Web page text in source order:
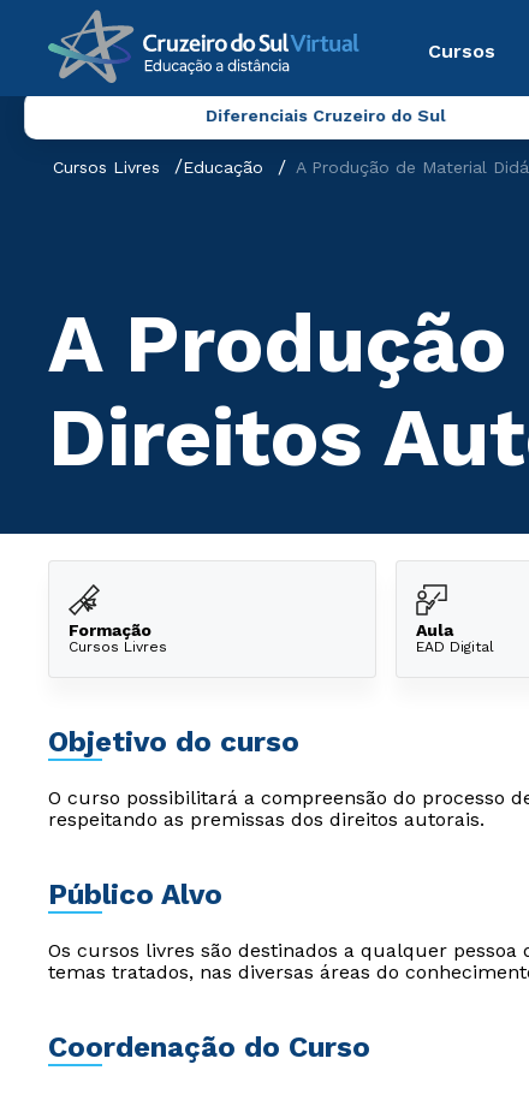
Cursos
Diferenciais Cruzeiro do Sul
Cursos Livres Educação A Produção de Material
A
Direitos
Formação
Cursos Livres
Aula
EAD Digital
Objetivo do curso
O curso possibilitará a compreensão do processo
respeitando as premissas dos direitos autorais.
Público Alvo
Os cursos livres são destinados a qualquer
temas tratados, nas diversas áreas do
Coordenação do Curso